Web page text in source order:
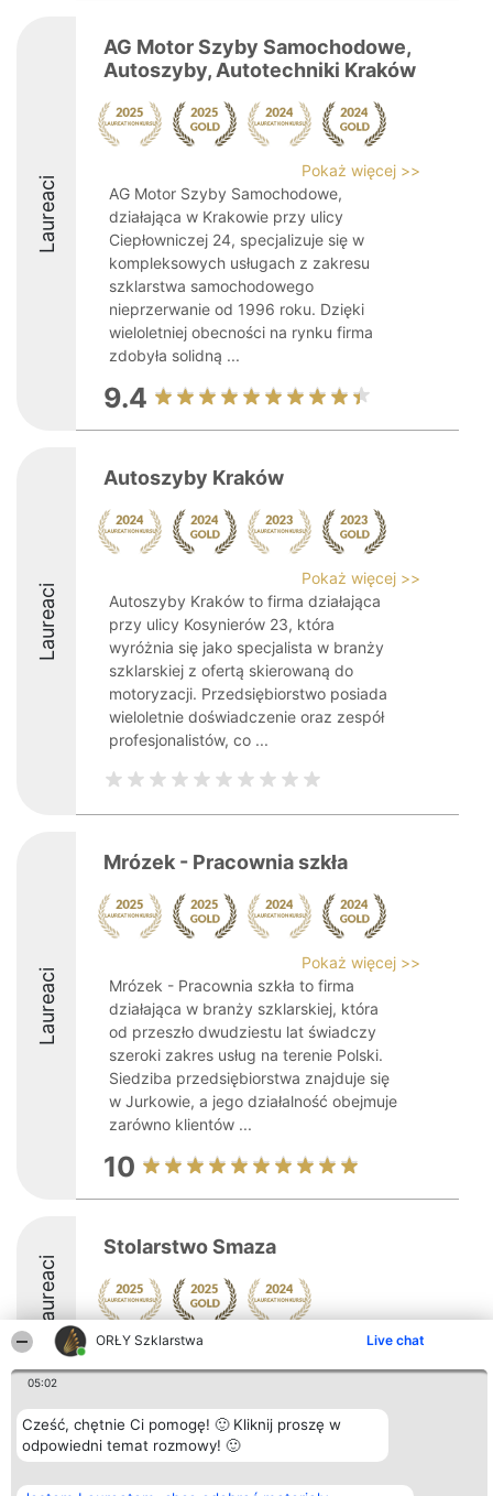
ORŁY Szklarstwa Live chat
05:02
Cześć, chętnie Ci pomogę! 🙂 Kliknij proszę w
odpowiedni temat rozmowy! 🙂
Laureaci
AG Motor Szyby Samochodowe,
Autoszyby, Autotechniki Kraków
Pokaż więcej >>
AG Motor Szyby Samochodowe,
działająca w Krakowie przy ulicy
Ciepłowniczej 24, specjalizuje się w
kompleksowych usługach z zakresu
szklarstwa samochodowego
nieprzerwanie od 1996 roku. Dzięki
wieloletniej obecności na rynku firma
zdobyła solidną ...
9.4
Laureaci
Autoszyby Kraków
Pokaż więcej >>
Autoszyby Kraków to firma działająca
przy ulicy Kosynierów 23, która
wyróżnia się jako specjalista w branży
szklarskiej z ofertą skierowaną do
motoryzacji. Przedsiębiorstwo posiada
wieloletnie doświadczenie oraz zespół
profesjonalistów, co ...
Laureaci
Mrózek - Pracownia szkła
Pokaż więcej >>
Mrózek - Pracownia szkła to firma
działająca w branży szklarskiej, która
od przeszło dwudziestu lat świadczy
szeroki zakres usług na terenie Polski.
Siedziba przedsiębiorstwa znajduje się
w Jurkowie, a jego działalność obejmuje
zarówno klientów ...
10
Laureaci
Stolarstwo Smaza
9
Organizator plebiscytu
Bright Side Solutions sp. z o.
o. sp. k.
Plebiscyt
Laureaci
Lista
Kontakt